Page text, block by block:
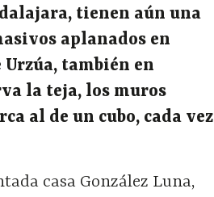
tienen aún una
aplanados en
también en
la teja, los muros
al de un cubo, cada vez
casa González Luna,